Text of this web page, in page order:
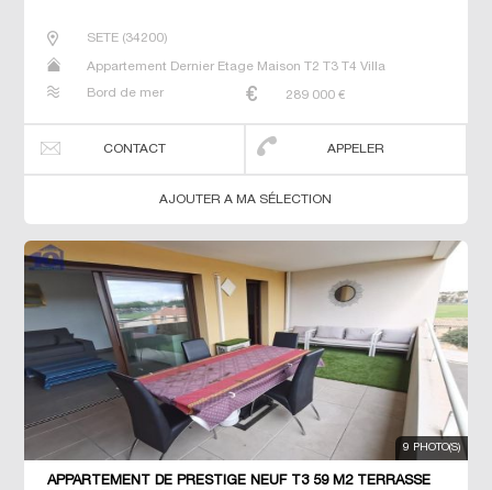
SETE(34200)
Appartement Dernier Etage Maison T2 T3 T4 Villa
Bord de mer 289 000 €
CONTACT APPELER
AJOUTER A MA SÉLECTION
9 PHOTO(S)
APPARTEMENT DE PRESTIGE NEUF T3 59 M2 TERRASSE